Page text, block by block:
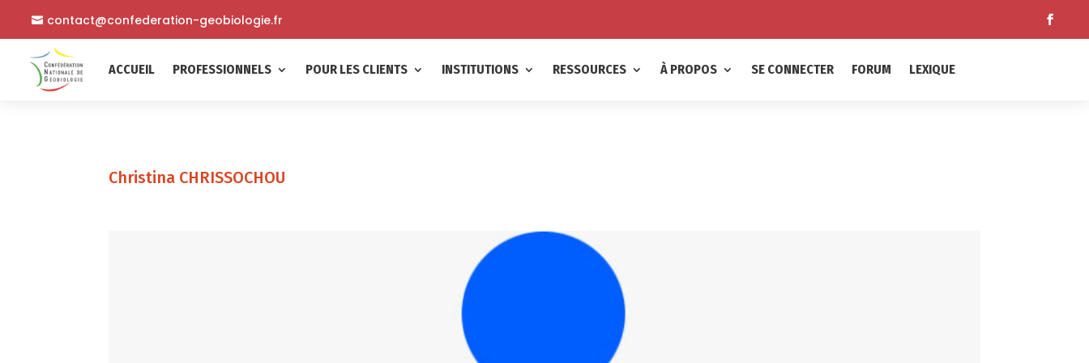
contact@confederation-geobiologie.fr
ACCUEIL PROFESSIONNELS POUR LES CLIENTS INSTITUTIONS RESSOURCES À PROPOS SE CONNECTER FORUM LEXIQUE
Christina CHRISSOCHOU